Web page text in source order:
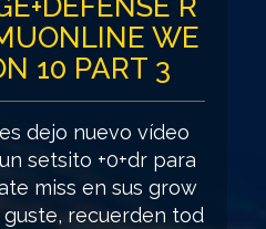
WE
10 PART 3
dejo nuevo vídeo
setsito +0+dr para
miss en sus grow
recuerden tod